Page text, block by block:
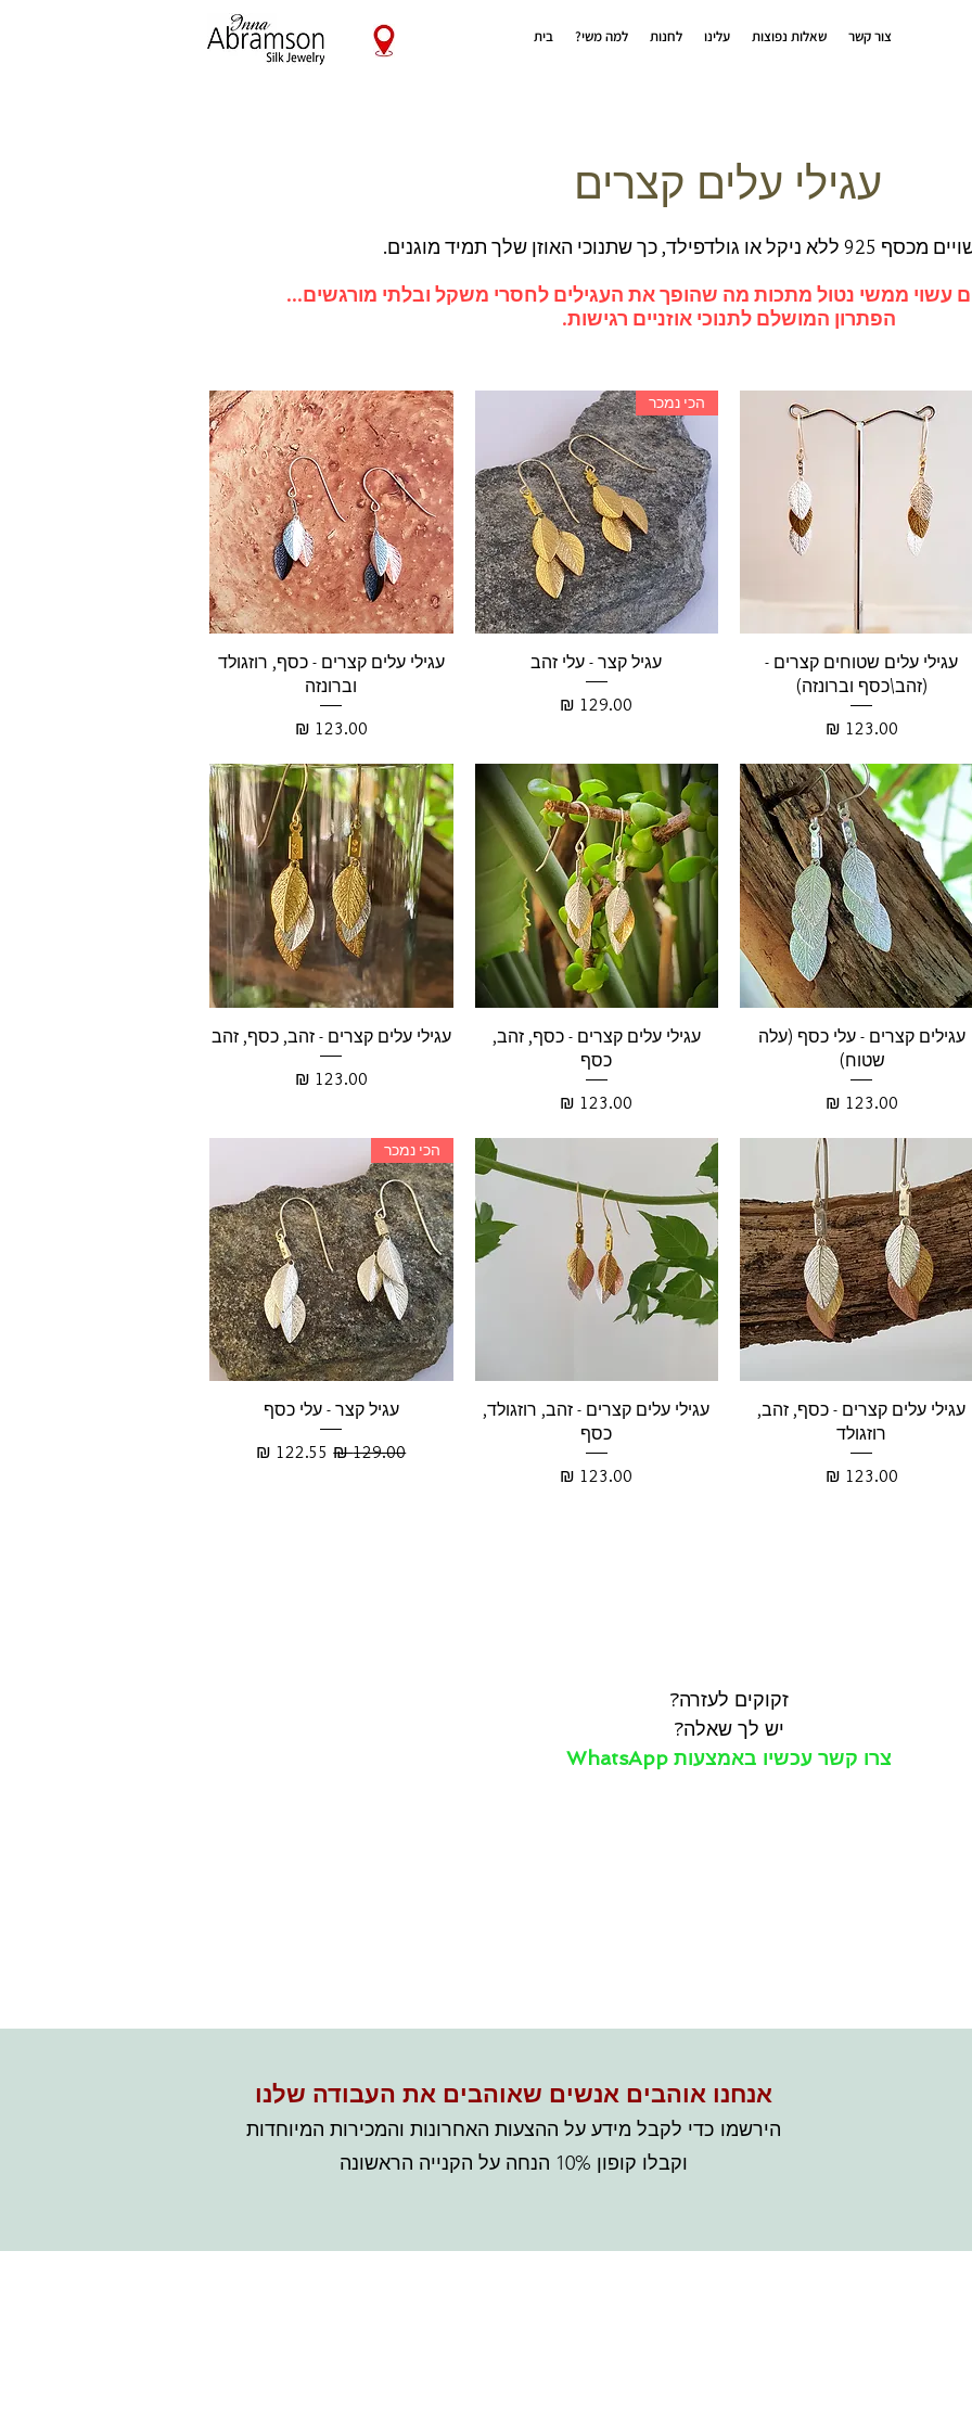
בית ?למה משי לחנות עלינו שאלות נפוצות צור קשר
עגילי עלים קצרים
כך שתנוכי האוזן שלך תמיד מוגנים.
עשוי ממשי נטול מתכות מה שהופך את העגילים לחסרי משקל ובלתי מורגשים...
הפתרון המושלם לתנוכי אוזניים רגישות.
עגילי עלים שטוחים קצרים -
(זהב\כסף וברונזה)
מחיר
הכי נמכר
עגיל קצר - עלי זהב
מחיר
עגילי עלים קצרים - כסף, רוזגולד
וברונזה
מחיר
עגילים קצרים - עלי כסף (עלה
שטוח)
מחיר
עגילי עלים קצרים - כסף, זהב,
כסף
מחיר
עגילי עלים קצרים - זהב, כסף, זהב
מחיר
עגילי עלים קצרים - כסף, זהב,
רוזגולד
מחיר
עגילי עלים קצרים - זהב, רוזגולד,
כסף
מחיר
הכי נמכר
עגיל קצר - עלי כסף
מחיר רגיל‏129.00 ‏₪ מחיר מבצע
זקוקים לעזרה?
יש לך שאלה?
צרו קשר עכשיו באמצעות WhatsApp
אנחנו אוהבים אנשים שאוהבים את העבודה שלנו
הירשמו כדי לקבל מידע על ההצעות האחרונות והמכירות המיוחדות
וקבלו קופון 10% הנחה על הקנייה הראשונה